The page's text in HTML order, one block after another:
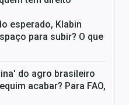
esperado, Klabin
para subir? O que
do agro brasileiro
acabar? Para FAO,